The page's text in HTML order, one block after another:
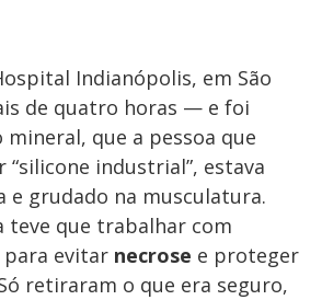
Indianópolis, em São
de quatro horas — e foi
mineral, que a pessoa que
“silicone industrial”, estava
e grudado na musculatura.
teve que trabalhar com
evitar necrose e proteger
retiraram o que era seguro,